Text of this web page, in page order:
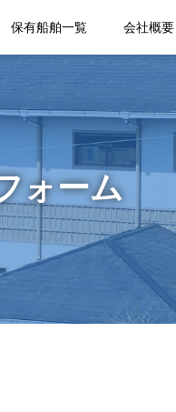
保有船舶一覧 会社概要
ォーム